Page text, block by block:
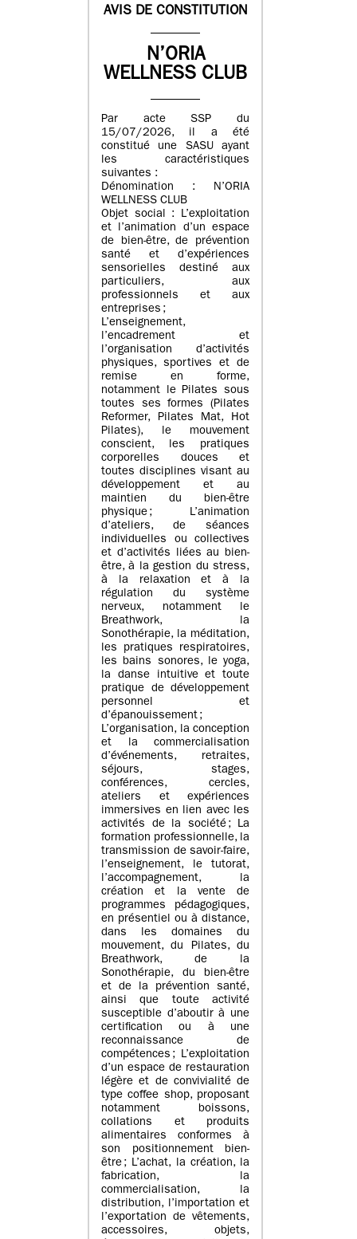
AVIS DE CONSTITUTION
N’ORIA
WELLNESS CLUB
Par acte SSP du
15/07/2026, il a été
constitué une SASU ayant
les caractéristiques
suivantes :
Dénomination : N’ORIA
WELLNESS CLUB
Objet social : L’exploitation
et l’animation d’un espace
de bien-être, de prévention
santé et d’expériences
sensorielles destiné aux
particuliers, aux
professionnels et aux
entreprises ;
L’enseignement,
l’encadrement et
l’organisation d’activités
physiques, sportives et de
remise en forme,
notamment le Pilates sous
toutes ses formes (Pilates
Reformer, Pilates Mat, Hot
Pilates), le mouvement
conscient, les pratiques
corporelles douces et
toutes disciplines visant au
développement et au
maintien du bien-être
physique ; L’animation
d’ateliers, de séances
individuelles ou collectives
et d’activités liées au bien-
être, à la gestion du stress,
à la relaxation et à la
régulation du système
nerveux, notamment le
Breathwork, la
Sonothérapie, la méditation,
les pratiques respiratoires,
les bains sonores, le yoga,
la danse intuitive et toute
pratique de développement
personnel et
d’épanouissement ;
L’organisation, la conception
et la commercialisation
d’événements, retraites,
séjours, stages,
conférences, cercles,
ateliers et expériences
immersives en lien avec les
activités de la société ; La
formation professionnelle, la
transmission de savoir-faire,
l’enseignement, le tutorat,
l’accompagnement, la
création et la vente de
programmes pédagogiques,
en présentiel ou à distance,
dans les domaines du
mouvement, du Pilates, du
Breathwork, de la
Sonothérapie, du bien-être
et de la prévention santé,
ainsi que toute activité
susceptible d’aboutir à une
certification ou à une
reconnaissance de
compétences ; L’exploitation
d’un espace de restauration
légère et de convivialité de
type coffee shop, proposant
notamment boissons,
collations et produits
alimentaires conformes à
son positionnement bien-
être ; L’achat, la création, la
fabrication, la
commercialisation, la
distribution, l’importation et
l’exportation de vêtements,
accessoires, objets,